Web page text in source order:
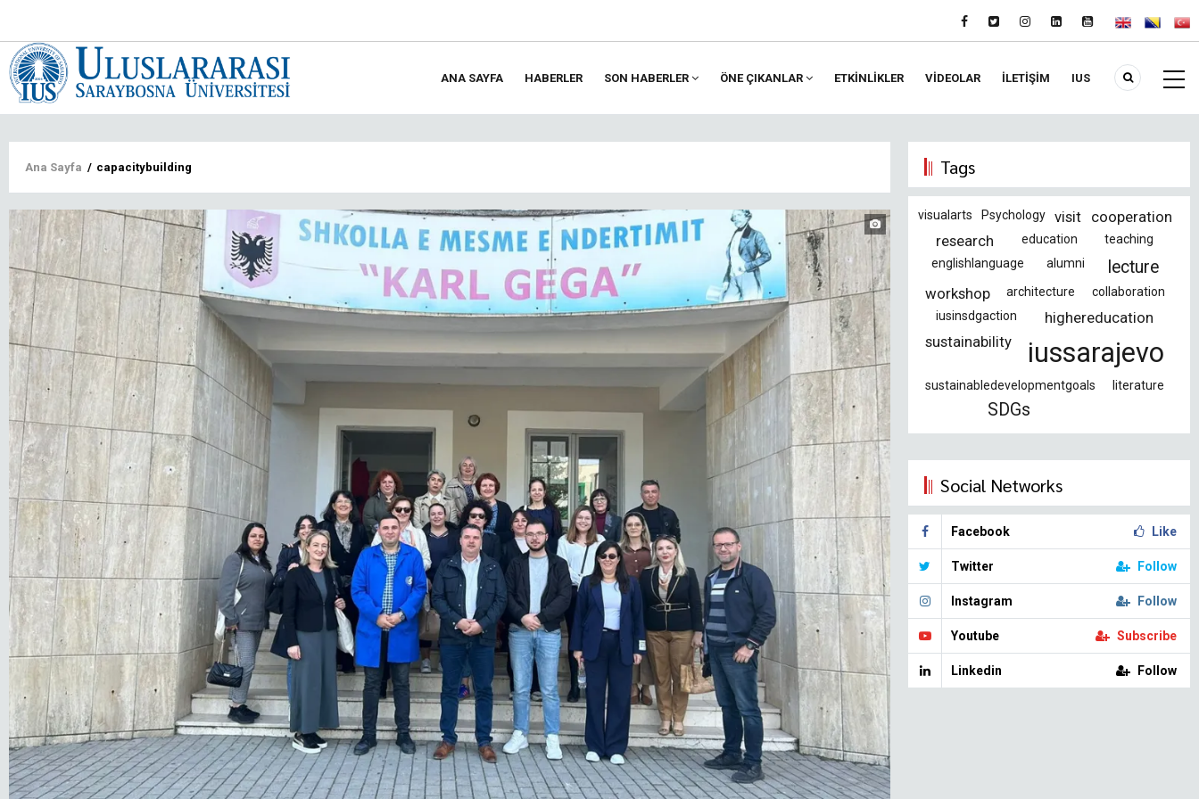
ANA SAYFA HABERLER SON HABERLER ÖNE ÇIKANLAR ETKİNLİKLER VIDEOLAR İLETİŞİM IUS
Sayfa
yolu
Ana Sayfa / capacitybuilding Tags
visualarts Psychology visit cooperation
research
education
teaching
englishlanguage
alumni lecture
workshop architecture
collaboration
iusinsdgaction
highereducation
sustainability
iussarajevo
sustainabledevelopmentgoals literature
SDGs
Social Networks
Facebook Like
Twitter Follow
Instagram Follow
Youtube Subscribe
Linkedin Follow